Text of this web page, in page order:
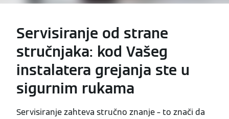
Servisiranje od strane
stručnjaka: kod Vašeg
instalatera grejanja ste u
sigurnim rukama
Servisiranje zahteva stručno znanje – to znači da